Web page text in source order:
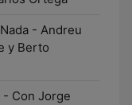
- Andreu
y Berto
- Con Jorge